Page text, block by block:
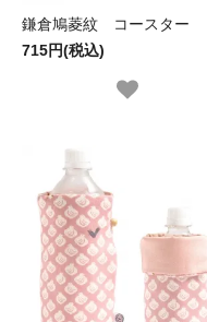
鎌倉鳩菱紋 コースター
715円(税込)